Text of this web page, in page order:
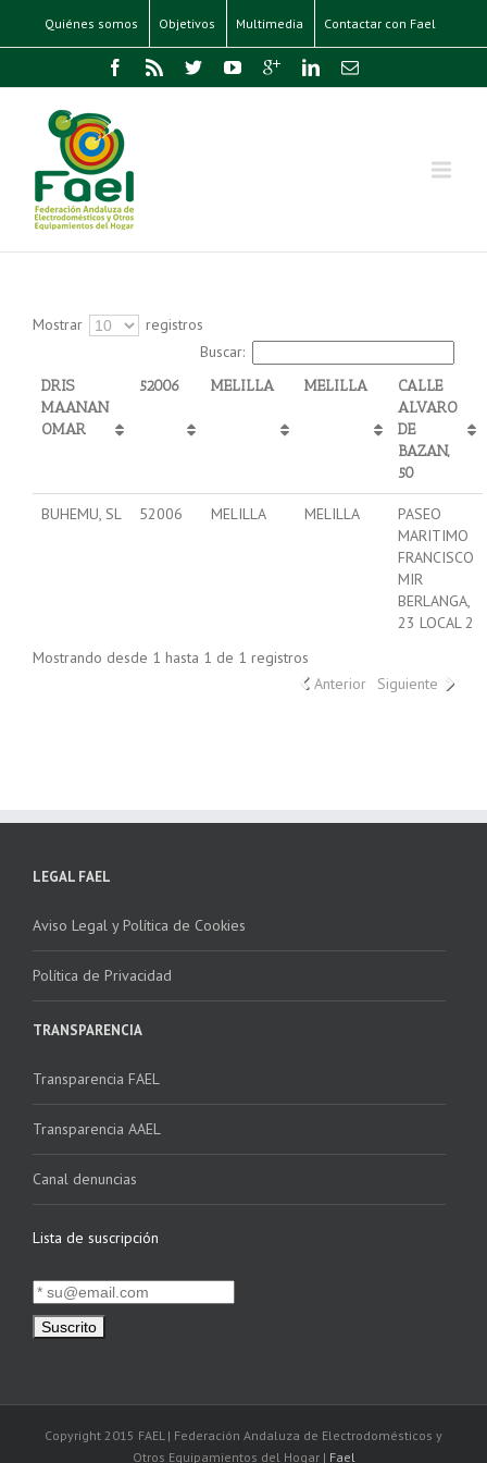
Quiénes somos Objetivos Multimedia Contactar con Fael
Mostrar
registros
Buscar:
DRIS
MAANAN
OMAR
52006 MELILLA MELILLA
CALLE
ALVARO
DE
BAZAN,
50
BUHEMU, SL 52006 MELILLA MELILLA
PASEO
MARITIMO
FRANCISCO
MIR
BERLANGA,
23 LOCAL 2
Mostrando desde 1 hasta 1 de 1 registros
Anterior
Siguiente
LEGAL FAEL
Aviso Legal y Política de Cookies
Política de Privacidad
TRANSPARENCIA
Transparencia FAEL
Transparencia AAEL
Canal denuncias
Lista de suscripción
Copyright 2015 FAEL | Federación Andaluza de Electrodomésticos y
Otros Equipamientos del Hogar | Fael